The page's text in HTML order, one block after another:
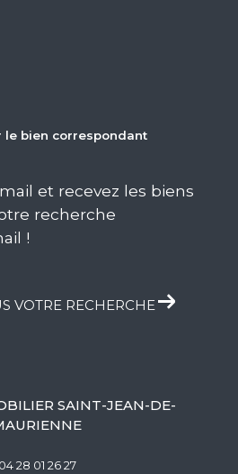
le bien correspondant
et recevez les biens
recherche
!
VOTRE RECHERCHE
SAINT-JEAN-DE-
04 28 01 26 27